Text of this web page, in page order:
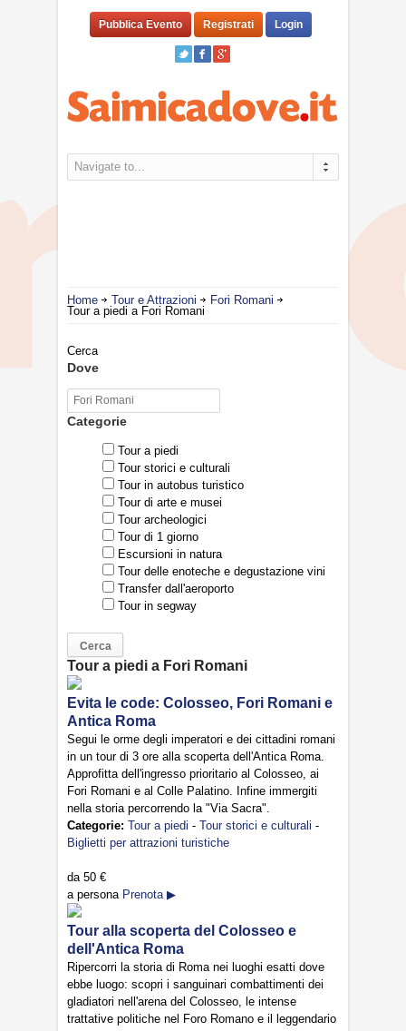
Pubblica Evento Registrati Login
Navigate to...
Home Tour e Attrazioni
Fori Romani
Tour a piedi a Fori Romani
Cerca
Dove
Categorie
Tour a piedi
Tour storici e culturali
Tour in autobus turistico
Tour di arte e musei
Tour archeologici
Tour di 1 giorno
Escursioni in natura
Tour delle enoteche e degustazione vini
Transfer dall'aeroporto
Tour in segway
Tour a piedi a Fori Romani
Evita le code: Colosseo, Fori Romani e
Antica Roma
Segui le orme degli imperatori e dei cittadini romani
in un tour di 3 ore alla scoperta dell'Antica Roma.
Approfitta dell'ingresso prioritario al Colosseo, ai
Fori Romani e al Colle Palatino. Infine immergiti
nella storia percorrendo la "Via Sacra".
Categorie: Tour a piedi - Tour storici e culturali -
Biglietti per attrazioni turistiche
da 50 €
a persona Prenota ▶
Tour alla scoperta del Colosseo e
dell'Antica Roma
Ripercorri la storia di Roma nei luoghi esatti dove
ebbe luogo: scopri i sanguinari combattimenti dei
gladiatori nell'arena del Colosseo, le intense
trattative politiche nel Foro Romano e il leggendario